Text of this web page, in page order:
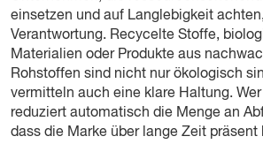
einsetzen und auf Langlebigkeit
Verantwortung. Recycelte Stoffe,
Materialien oder Produkte aus
Rohstoffen sind nicht nur ökologisch
vermitteln auch eine klare Haltung.
reduziert automatisch die Menge an
dass die Marke über lange Zeit präsent